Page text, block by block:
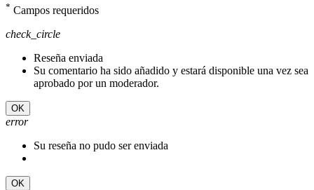
* Campos requeridos
check_circle
Reseña enviada
Su comentario ha sido añadido y estará disponible una vez sea
aprobado por un moderador.
OK
error
Su reseña no pudo ser enviada
OK